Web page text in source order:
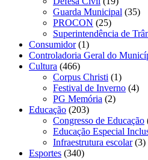
Guarda Municipal (35)
PROCON (25)
Superintendência de
Consumidor(1)
Controladoria Geral do
Cultura (466)
Corpus Christi (1)
Festival de Inverno (4)
PG Memória (2)
Educação (203)
Congresso de Educação
Educação Especial
Infraestrutura escolar(3)
Esportes (340)